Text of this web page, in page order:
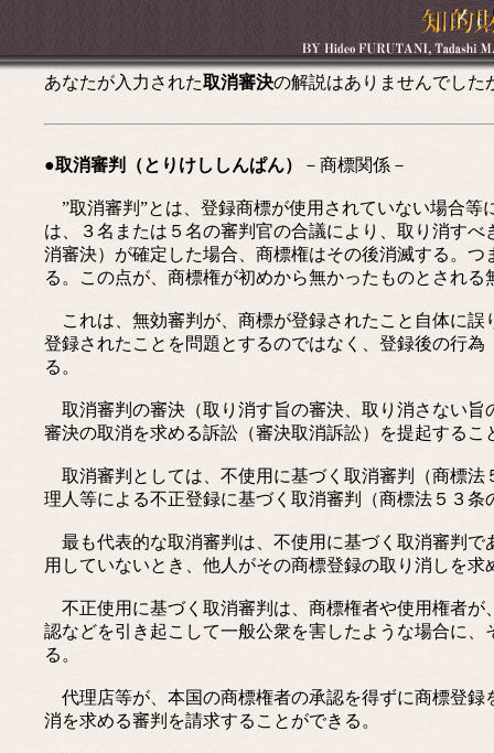
あなたが入力された取消審決の解説はありませんでした
●取消審判（とりけししんぱん） －商標関係－
”取消審判”とは、登録商標が使用されていない場合
は、３名または５名の審判官の合議により、取り消す
消審決）が確定した場合、商標権はその後消滅する。
る。この点が、商標権が初めから無かったものとされる
これは、無効審判が、商標が登録されたこと自体に誤
登録されたことを問題とするのではなく、登録後の行
る。
取消審判の審決（取り消す旨の審決、取り消さない旨
審決の取消を求める訴訟（審決取消訴訟）を提起するこ
取消審判としては、不使用に基づく取消審判（商標法
理人等による不正登録に基づく取消審判（商標法５３条
最も代表的な取消審判は、不使用に基づく取消審判で
用していないとき、他人がその商標登録の取り消しを求
不正使用に基づく取消審判は、商標権者や使用権者が
認などを引き起こして一般公衆を害したような場合に
る。
代理店等が、本国の商標権者の承認を得ずに商標登録
消を求める審判を請求することができる。